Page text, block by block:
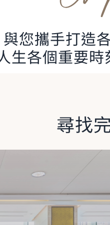
與您攜手打造
生各個重要
尋找